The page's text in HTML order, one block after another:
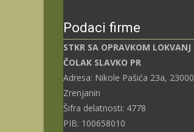
Podaci firme
STKR SA OPRAVKOM LOKVANJ
ČOLAK SLAVKO PR
Adresa: Nikole Pašića 23a, 23000
Zrenjanin
Šifra delatnosti: 4778
PIB: 100658010